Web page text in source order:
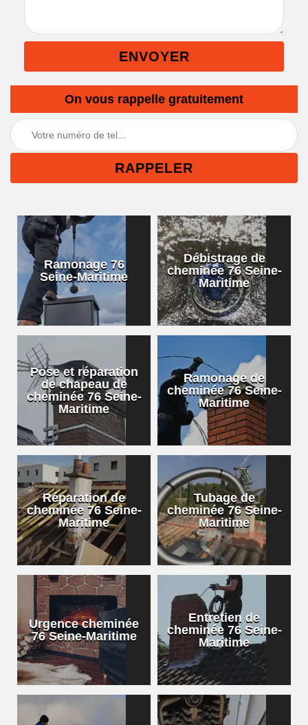
On vous rappelle gratuitement
Ramonage 76
Seine-Maritime
Débistrage de
cheminée 76 Seine-
Maritime
Pose et réparation
de chapeau de
cheminée 76 Seine-
Maritime
Ramonage de
cheminée 76 Seine-
Maritime
Réparation de
cheminée 76 Seine-
Maritime
Tubage de
cheminée 76 Seine-
Maritime
Urgence cheminée
76 Seine-Maritime
Entretien de
cheminée 76 Seine-
Maritime